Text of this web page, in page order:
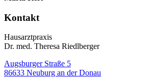
Kontakt
Hausarztpraxis
Dr. med. Theresa Riedlberger
Augsburger Straße 5
86633 Neuburg an der Donau